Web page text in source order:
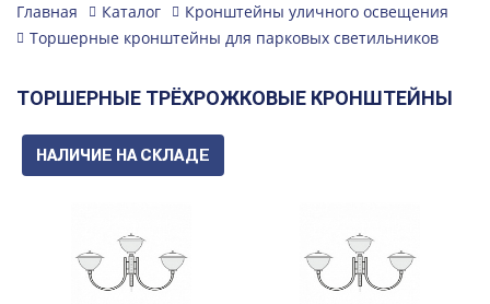
Главная Каталог
Кронштейны уличного освещения
Торшерные кронштейны для парковых светильников
ТОРШЕРНЫЕ ТРЁХРОЖКОВЫЕ КРОНШТЕЙНЫ
НАЛИЧИЕ НА СКЛАДЕ